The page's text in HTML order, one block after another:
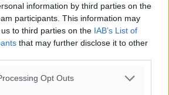
information by third parties on the
participants. This information may
to third parties on the IAB’s List of
that may further disclose it to other
Opt Outs
τουριστικό προϊόν της Δωδεκανήσου»